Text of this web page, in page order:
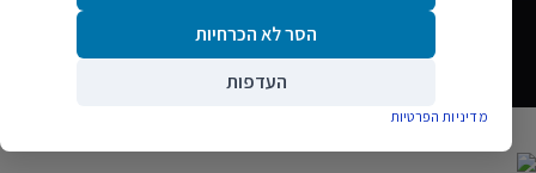
מקומון ראשון · כל הזכויות שמורות
הסר לא הכרחיות
העדפות
מדיניות הפרטיות
גלילה